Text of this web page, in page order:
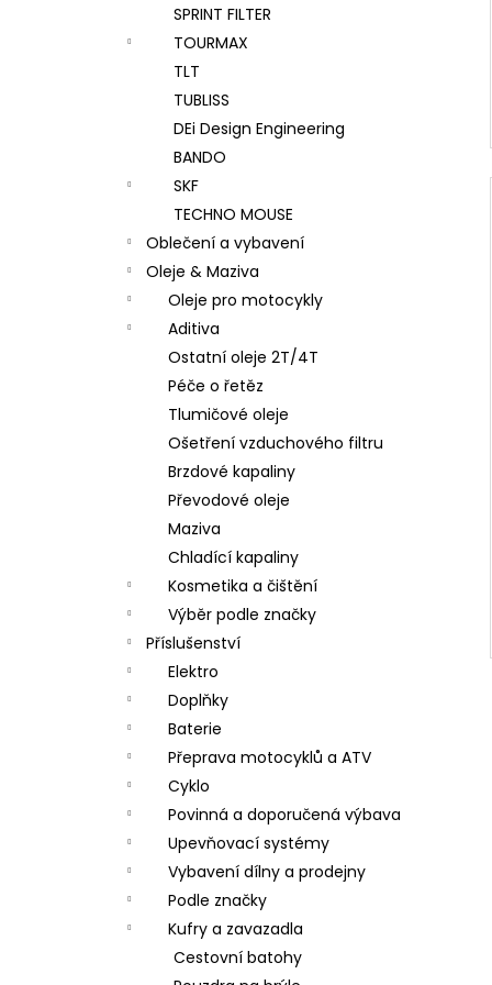
SPRINT FILTER
TOURMAX
TLT
TUBLISS
DEi Design Engineering
BANDO
SKF
TECHNO MOUSE
Oblečení a vybavení
Oleje & Maziva
Oleje pro motocykly
Aditiva
Ostatní oleje 2T/4T
Péče o řetěz
Tlumičové oleje
Ošetření vzduchového filtru
Brzdové kapaliny
Převodové oleje
Maziva
Chladící kapaliny
Kosmetika a čištění
Výběr podle značky
Příslušenství
Elektro
Doplňky
Baterie
Přeprava motocyklů a ATV
Cyklo
Povinná a doporučená výbava
Upevňovací systémy
Vybavení dílny a prodejny
Podle značky
Kufry a zavazadla
Cestovní batohy